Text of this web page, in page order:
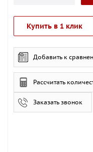
Купить в 1 клик
Добавить к
Рассчитать
Заказать звонок